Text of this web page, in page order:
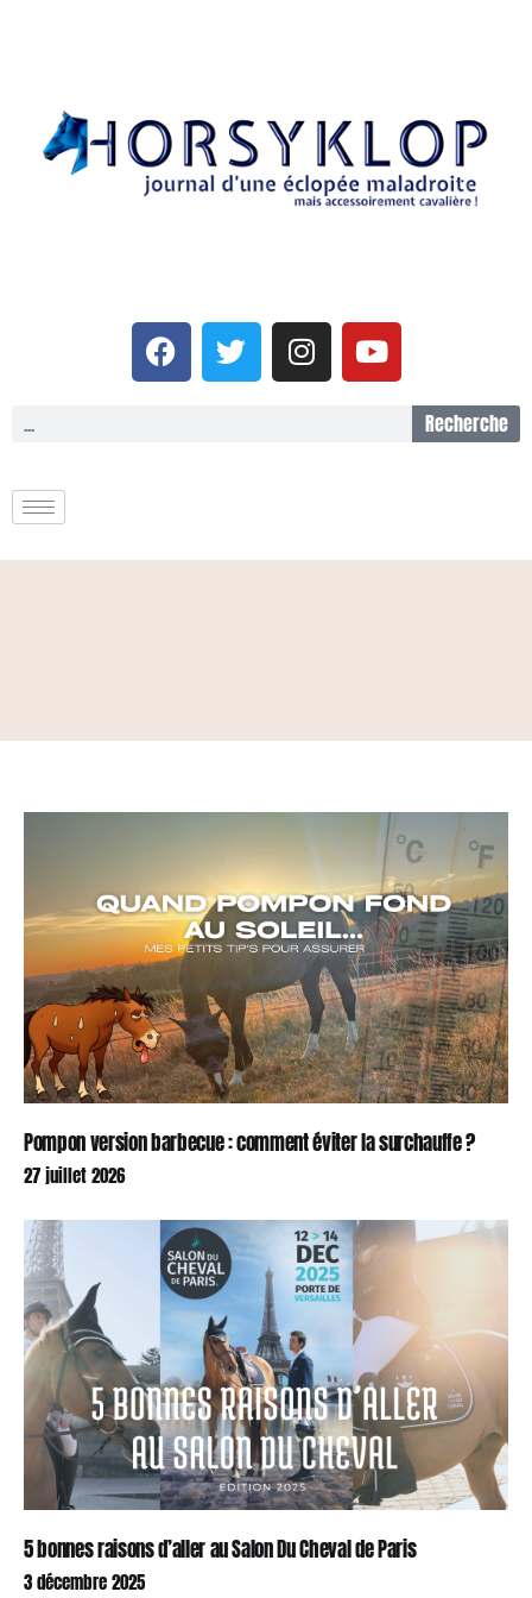
Recherche
Pompon version barbecue : comment éviter la surchauffe ?
27 juillet 2026
5 bonnes raisons d’aller au Salon Du Cheval de Paris
3 décembre 2025